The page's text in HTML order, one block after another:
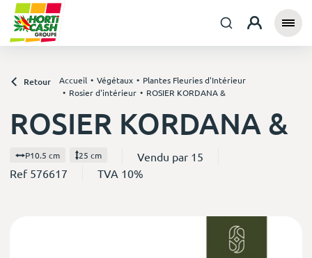
Retour Accueil Végétaux
Plantes Fleuries d'Intérieur
Rosier d'intérieur
ROSIER KORDANA &
ROSIER KORDANA &
P10.5 cm 25 cm
Vendu par 15
Ref 576617
TVA 10%